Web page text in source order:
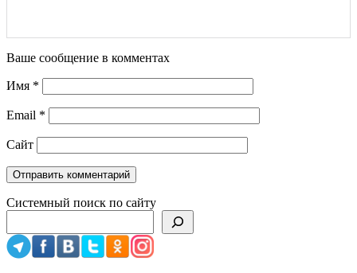
Ваше сообщение в комментах
Имя *
Email *
Сайт
Системный поиск по сайту